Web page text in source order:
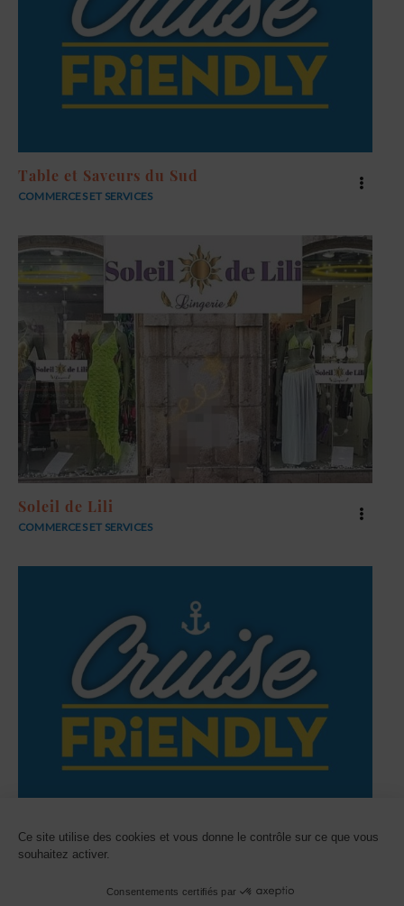
Table et Saveurs du Sud
COMMERCES ET SERVICES
Soleil de Lili
COMMERCES ET SERVICES
Comptoir des fromages
COMMERCES ET SERVICES
Ce site utilise des cookies et vous donne le contrôle sur ce que vous
souhaitez activer.
Consentements certifiés par